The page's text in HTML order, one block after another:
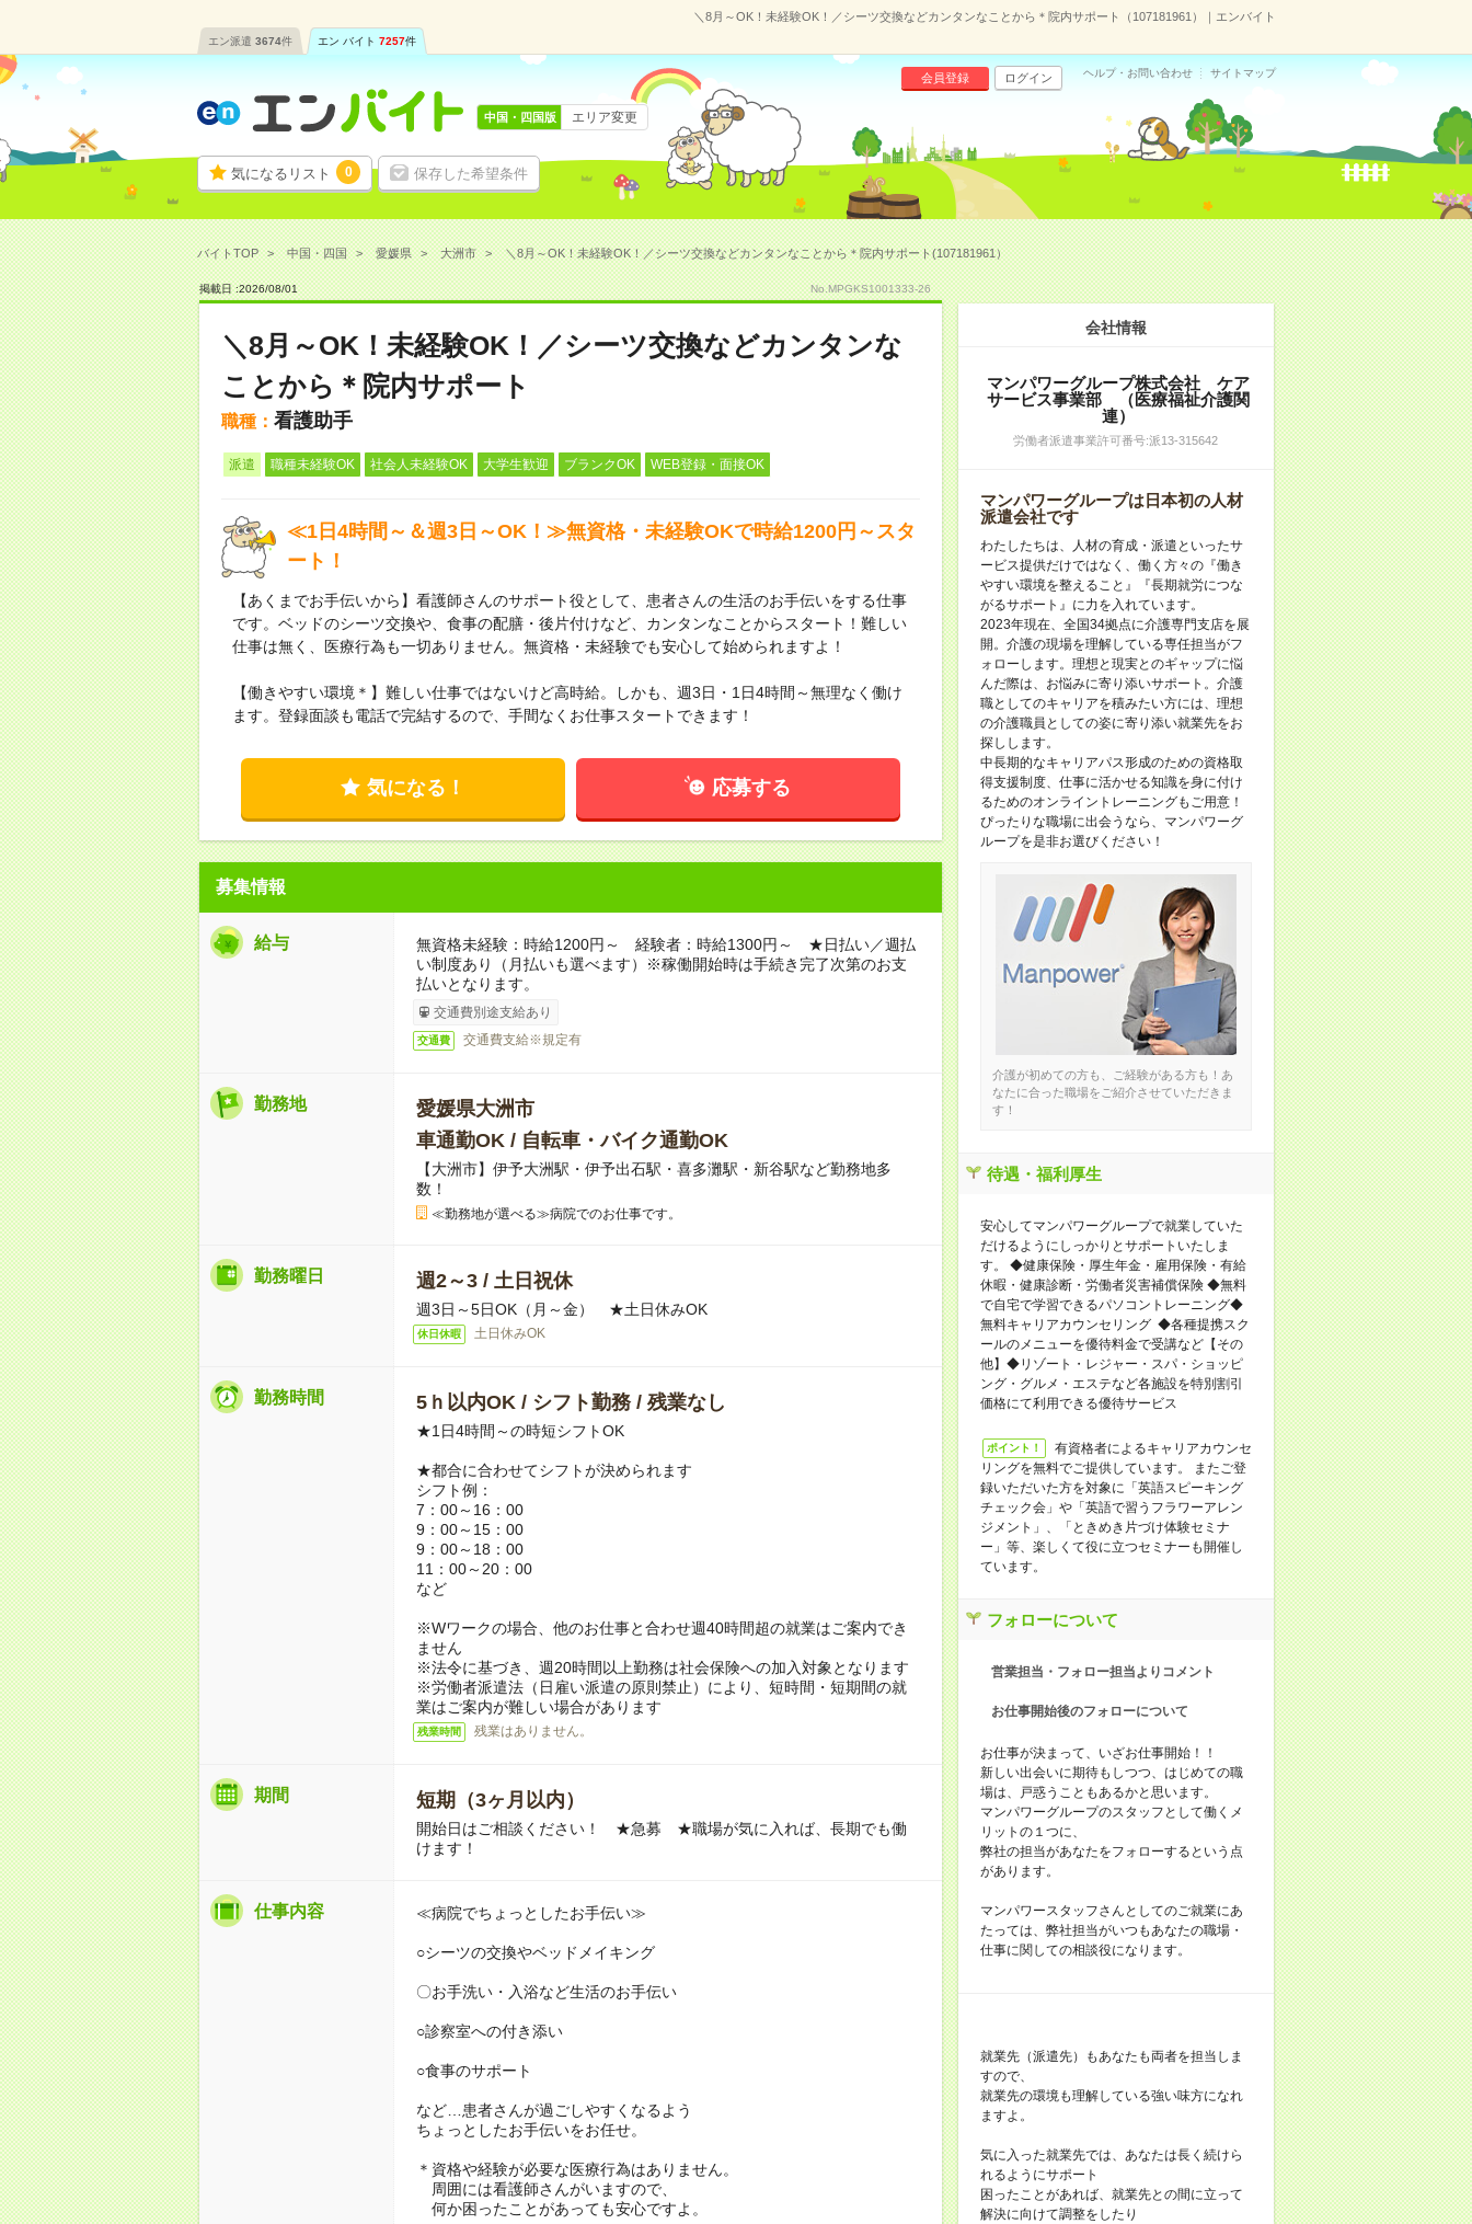
＼8月～OK！未経験OK！／シーツ交換などカンタンなことから＊院内サポート（107181961）｜エンバイト
エン派遣 3674件 エン バイト 7257件
気になるリスト 0 保存した希望条件
会員登録 ログイン ヘルプ・お問い合わせ サイトマップ
中国・四国版 エリア変更
バイトTOP 中国・四国 愛媛県 大洲市 ＼8月～OK！未経験OK！／シーツ交換などカンタンなことから＊院内サポート(107181961）
掲載日 :2026/08/01 No.MPGKS1001333-26
＼8月～OK！未経験OK！／シーツ交換などカンタンな
ことから＊院内サポート
職種： 看護助手
派遣 職種未経験OK 社会人未経験OK 大学生歓迎 ブランクOK WEB登録・面接OK
≪1日4時間～＆週3日～OK！≫無資格・未経験OKで時給1200円～スタ
ート！
【あくまでお手伝いから】看護師さんのサポート役として、患者さんの生活のお手伝いをする仕事
です。ベッドのシーツ交換や、食事の配膳・後片付けなど、カンタンなことからスタート！難しい
仕事は無く、医療行為も一切ありません。無資格・未経験でも安心して始められますよ！
【働きやすい環境＊】難しい仕事ではないけど高時給。しかも、週3日・1日4時間～無理なく働け
ます。登録面談も電話で完結するので、手間なくお仕事スタートできます！
気になる！ 応募する
募集情報
給与
無資格未経験：時給1200円～ 経験者：時給1300円～ ★日払い／週払
い制度あり（月払いも選べます）※稼働開始時は手続き完了次第のお支
払いとなります。
交通費別途支給あり
交通費 交通費支給※規定有
勤務地
愛媛県大洲市
車通勤OK / 自転車・バイク通勤OK
【大洲市】伊予大洲駅・伊予出石駅・喜多灘駅・新谷駅など勤務地多
数！
≪勤務地が選べる≫病院でのお仕事です。
勤務曜日 週2～3 / 土日祝休
週3日～5日OK（月～金） ★土日休みOK
休日休暇 土日休みOK
勤務時間 5ｈ以内OK / シフト勤務 / 残業なし
★1日4時間～の時短シフトOK
★都合に合わせてシフトが決められます
シフト例：
7：00～16：00
9：00～15：00
9：00～18：00
11：00～20：00
など
※Wワークの場合、他のお仕事と合わせ週40時間超の就業はご案内でき
ません
※法令に基づき、週20時間以上勤務は社会保険への加入対象となります
※労働者派遣法（日雇い派遣の原則禁止）により、短時間・短期間の就
業はご案内が難しい場合があります
残業時間 残業はありません。
期間 短期（3ヶ月以内）
開始日はご相談ください！ ★急募 ★職場が気に入れば、長期でも働
けます！
仕事内容 ≪病院でちょっとしたお手伝い≫
○シーツの交換やベッドメイキング
〇お手洗い・入浴など生活のお手伝い
○診察室への付き添い
○食事のサポート
など…患者さんが過ごしやすくなるよう
ちょっとしたお手伝いをお任せ。
＊資格や経験が必要な医療行為はありません。
周囲には看護師さんがいますので、
何か困ったことがあっても安心ですよ。
会社情報
マンパワーグループ株式会社 ケア
サービス事業部 （医療福祉介護関
連）
労働者派遣事業許可番号:派13-315642
マンパワーグループは日本初の人材
派遣会社です
わたしたちは、人材の育成・派遣といったサ
ービス提供だけではなく、働く方々の『働き
やすい環境を整えること』『長期就労につな
がるサポート』に力を入れています。
2023年現在、全国34拠点に介護専門支店を展
開。介護の現場を理解している専任担当がフ
ォローします。理想と現実とのギャップに悩
んだ際は、お悩みに寄り添いサポート。介護
職としてのキャリアを積みたい方には、理想
の介護職員としての姿に寄り添い就業先をお
探しします。
中長期的なキャリアパス形成のための資格取
得支援制度、仕事に活かせる知識を身に付け
るためのオンライントレーニングもご用意！
ぴったりな職場に出会うなら、マンパワーグ
ループを是非お選びください！
介護が初めての方も、ご経験がある方も！あ
なたに合った職場をご紹介させていただきま
す！
待遇・福利厚生
安心してマンパワーグループで就業していた
だけるようにしっかりとサポートいたしま
す。 ◆健康保険・厚生年金・雇用保険・有給
休暇・健康診断・労働者災害補償保険 ◆無料
で自宅で学習できるパソコントレーニング◆
無料キャリアカウンセリング ◆各種提携スク
ールのメニューを優待料金で受講など【その
他】◆リゾート・レジャー・スパ・ショッピ
ング・グルメ・エステなど各施設を特別割引
価格にて利用できる優待サービス
ポイント！
有資格者によるキャリアカウンセ
リングを無料でご提供しています。 またご登
録いただいた方を対象に「英語スピーキング
チェック会」や「英語で習うフラワーアレン
ジメント」、「ときめき片づけ体験セミナ
ー」等、楽しくて役に立つセミナーも開催し
ています。
フォローについて
営業担当・フォロー担当よりコメント
お仕事開始後のフォローについて
お仕事が決まって、いざお仕事開始！！
新しい出会いに期待もしつつ、はじめての職
場は、戸惑うこともあるかと思います。
マンパワーグループのスタッフとして働くメ
リットの１つに、
弊社の担当があなたをフォローするという点
があります。
マンパワースタッフさんとしてのご就業にあ
たっては、弊社担当がいつもあなたの職場・
仕事に関しての相談役になります。
就業先（派遣先）もあなたも両者を担当しま
すので、
就業先の環境も理解している強い味方になれ
ますよ。
気に入った就業先では、あなたは長く続けら
れるようにサポート
困ったことがあれば、就業先との間に立って
解決に向けて調整をしたり